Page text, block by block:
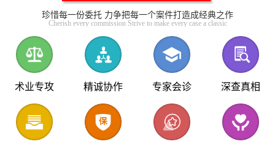
珍惜每一份委托 力争把每一个案件打造成经典之作
Cherish every commission Strive to make every case a classic
术业专攻 精诚协作 专家会诊 深查真相